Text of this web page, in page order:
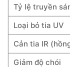
Tỷ lệ truyền
Loại bỏ tia UV
Cản tia IR
Giảm độ chói